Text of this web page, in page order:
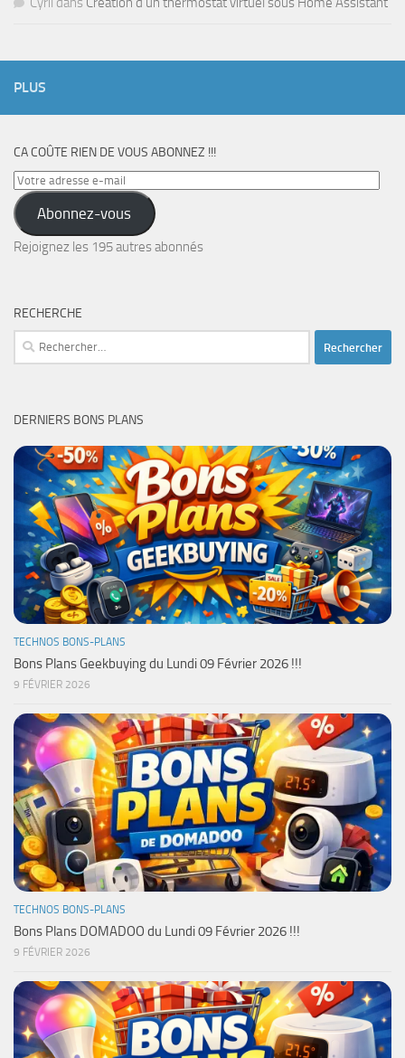
PLUS
CA COÛTE RIEN DE VOUS ABONNEZ !!!
Votre
adresse
e-
mail
Abonnez-vous
Rejoignez les 195 autres abonnés
RECHERCHE
Rechercher :
DERNIERS BONS PLANS
TECHNOS BONS-PLANS
Bons Plans Geekbuying du Lundi 09 Février 2026 !!!
9 FÉVRIER 2026
TECHNOS BONS-PLANS
Bons Plans DOMADOO du Lundi 09 Février 2026 !!!
9 FÉVRIER 2026